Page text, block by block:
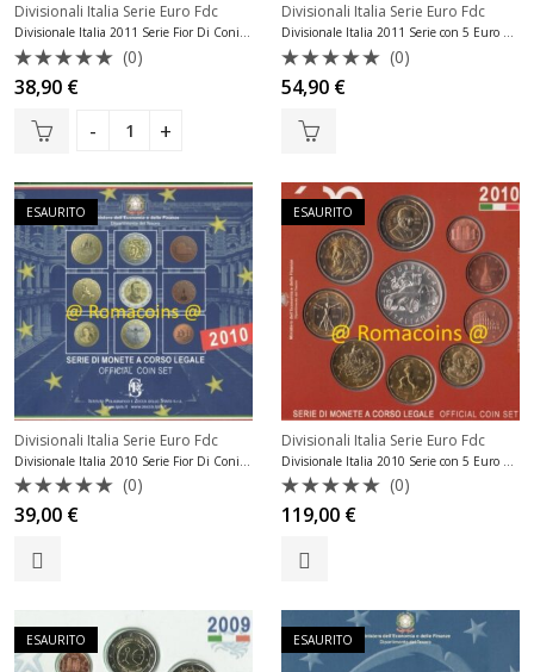
Divisionali Italia Serie Euro Fdc
Divisionale Italia 2011 Serie Fior Di Conio Fdc
Valutato
0
su
(0)
38,90 €
Divisionali Italia Serie Euro Fdc
Divisionale Italia 2011 Serie con 5 Euro Argento Fdc
Valutato
0
su
(0)
54,90 €
ESAURITO
Divisionali Italia Serie Euro Fdc
Valutato
0
su
(0)
39,00 €
ESAURITO
Divisionali Italia Serie Euro Fdc
Valutato
0
su
(0)
119,00 €
ESAURITO ESAURITO